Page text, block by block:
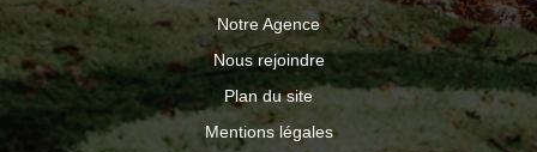
Notre Agence
Nous rejoindre
Plan du site
Mentions légales